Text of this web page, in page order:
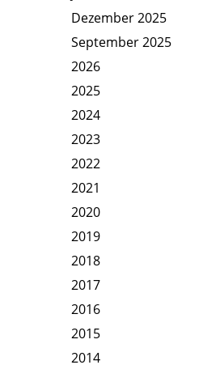
Dezember 2025
September 2025
2026
2025
2024
2023
2022
2021
2020
2019
2018
2017
2016
2015
2014